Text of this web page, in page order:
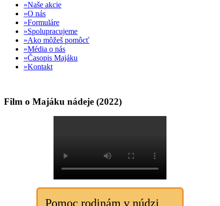
Naše akcie
O nás
Formuláre
Spolupracujeme
Ako môžeš pomôcť
Média o nás
Časopis Majáku
Kontakt
Film o Majáku nádeje (2022)